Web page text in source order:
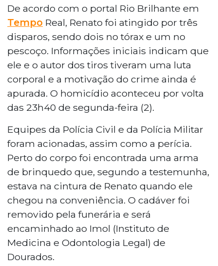
tiros durante uma briga em uma conveniência
em Rio Brilhante, a 161 quilômetros de Campo
Grande. Renato Aparecido da Silva Coelho foi
atingido no tórax e pescoço pelo proprietário
do estabelecimento, que fugiu após o crime.O
incidente ocorreu na noite de segunda-feira.
Segundo testemunhas, a vítima portava uma
arma de brinquedo e teria iniciado o confronto.
A Polícia Civil investiga o caso como homicídio
simples, sob comando do delegado Ghoeth
De acordo com o portal Rio Brilhante em
Tempo Real, Renato foi atingido por três
disparos, sendo dois no tórax e um no
pescoço. Informações iniciais indicam que
ele e o autor dos tiros tiveram uma luta
corporal e a motivação do crime ainda é
apurada. O homicídio aconteceu por volta
das 23h40 de segunda-feira (2).
Equipes da Polícia Civil e da Polícia Militar
foram acionadas, assim como a perícia.
Perto do corpo foi encontrada uma arma
de brinquedo que, segundo a testemunha,
estava na cintura de Renato quando ele
chegou na conveniência. O cadáver foi
removido pela funerária e será
encaminhado ao Imol (Instituto de
Medicina e Odontologia Legal) de
Dourados.